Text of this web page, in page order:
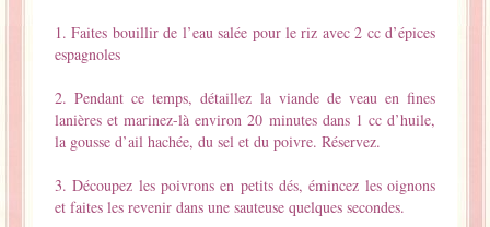
1. Faites bouillir de l’eau salée pour le riz avec 2 cc d’épices
espagnoles
2. Pendant ce temps, détaillez la viande de veau en fines
lanières et marinez-là environ 20 minutes dans 1 cc d’huile,
la gousse d’ail hachée, du sel et du poivre. Réservez.
3. Découpez les poivrons en petits dés, émincez les oignons
et faites les revenir dans une sauteuse quelques secondes.